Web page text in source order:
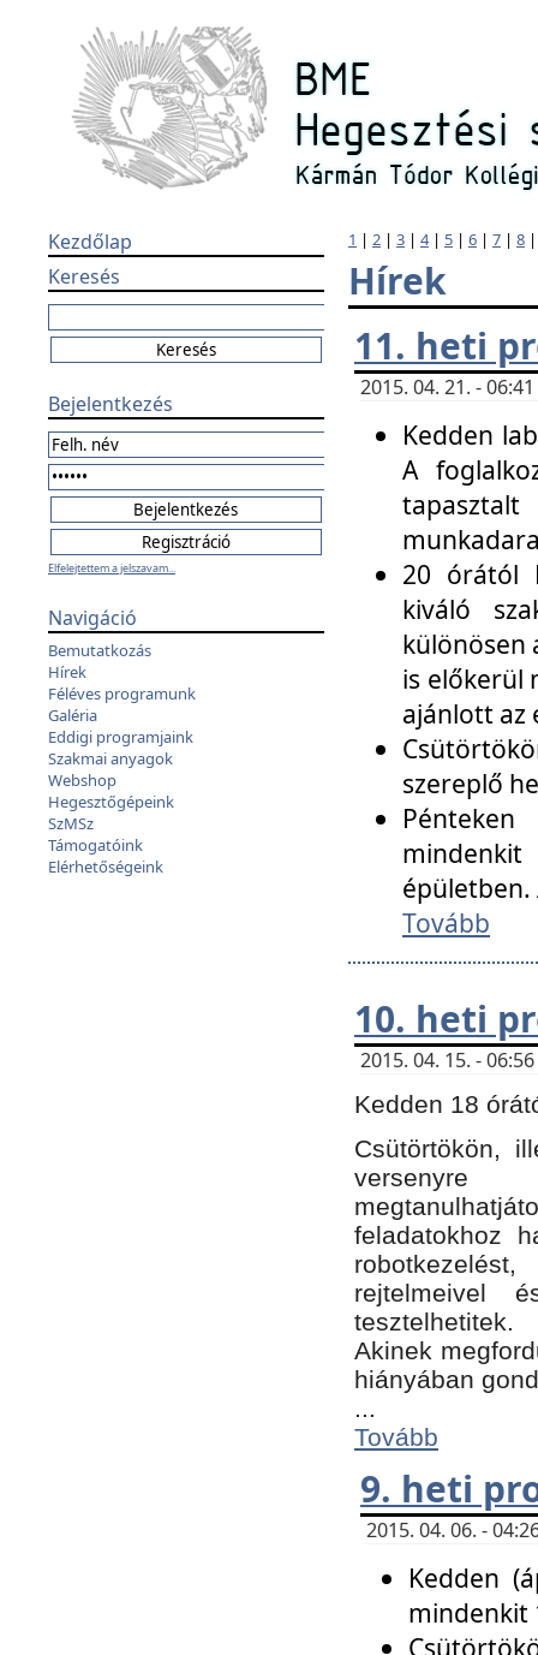
Kezdőlap
Keresés
Bejelentkezés
Elfelejtettem a jelszavam...
Navigáció
Bemutatkozás
Hírek
Féléves programunk
Galéria
Eddigi programjaink
Szakmai anyagok
Webshop
Hegesztőgépeink
SzMSz
Támogatóink
Elérhetőségeink
1 | 2 | 3 | 4| 5 | 6 | 7 | 8
Hírek
11. heti
2015. 04. 21. -
Kedden
A
20 órától
kiváló
különösen
is előkerül
ajánlott az
szereplő
épületben.
Tovább
10. heti
2015. 04. 15. -
Kedden 18
Csütörtökön,
versenyre
feladatokhoz
rejtelmeivel
tesztelhetitek.
Akinek
hiányában
...
Tovább
9. heti
2015. 04. 06. -
Kedden
mindenkit